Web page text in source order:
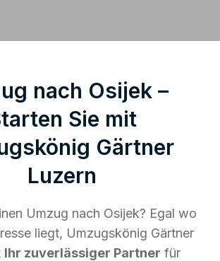
nach Osijek –
Sie mit
Gärtner
Luzern
Umzug nach Osijek? Egal wo
liegt, Umzugskönig Gärtner
Ihr zuverlässiger Partner für